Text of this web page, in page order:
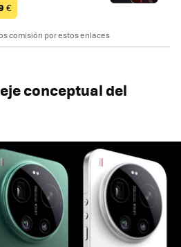
€
comisión por estos enlaces
conceptual del